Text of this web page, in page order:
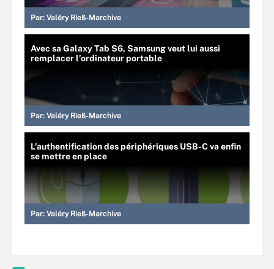
Par: Valéry Rieß-Marchive
Avec sa Galaxy Tab S6, Samsung veut lui aussi
remplacer l’ordinateur portable
Par: Valéry Rieß-Marchive
L’authentification des périphériques USB-C va enfin
se mettre en place
Par: Valéry Rieß-Marchive